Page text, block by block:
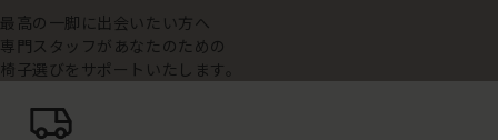
最高の一脚に出会いたい方へ
専門スタッフがあなたのための
椅子選びをサポートいたします。